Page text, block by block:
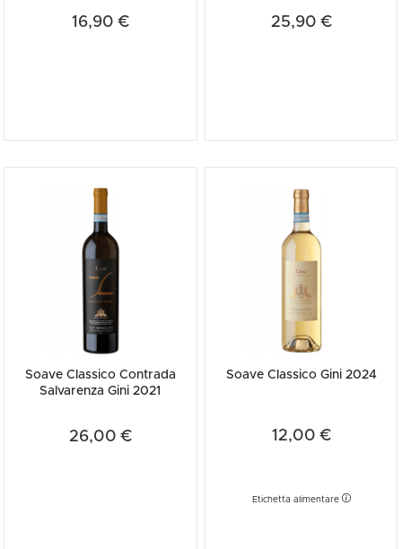
16,90 € 25,90 €
Soave Classico Contrada
Salvarenza Gini 2021
26,00 €
Soave Classico Gini 2024
12,00 €
Etichetta alimentare